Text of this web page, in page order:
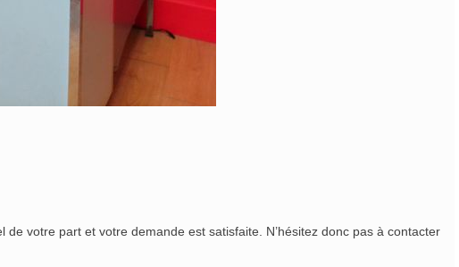
votre part et votre demande est satisfaite. N’hésitez donc pas à contacter